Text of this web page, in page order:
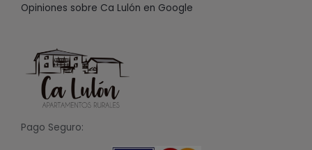
Opiniones sobre Ca Lulón en Google
Pago Seguro: